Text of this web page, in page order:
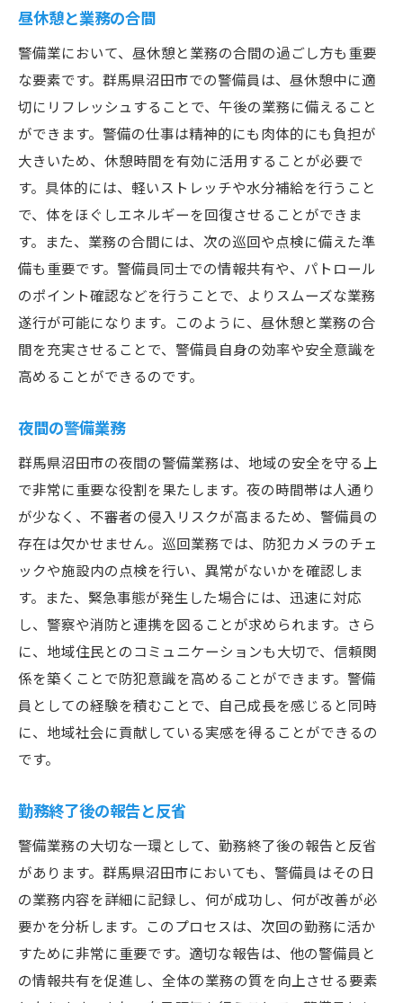
昼休憩と業務の合間
警備業において、昼休憩と業務の合間の過ごし方も重要
な要素です。群馬県沼田市での警備員は、昼休憩中に適
切にリフレッシュすることで、午後の業務に備えること
ができます。警備の仕事は精神的にも肉体的にも負担が
大きいため、休憩時間を有効に活用することが必要で
す。具体的には、軽いストレッチや水分補給を行うこと
で、体をほぐしエネルギーを回復させることができま
す。また、業務の合間には、次の巡回や点検に備えた準
備も重要です。警備員同士での情報共有や、パトロール
のポイント確認などを行うことで、よりスムーズな業務
遂行が可能になります。このように、昼休憩と業務の合
間を充実させることで、警備員自身の効率や安全意識を
高めることができるのです。
夜間の警備業務
群馬県沼田市の夜間の警備業務は、地域の安全を守る上
で非常に重要な役割を果たします。夜の時間帯は人通り
が少なく、不審者の侵入リスクが高まるため、警備員の
存在は欠かせません。巡回業務では、防犯カメラのチェ
ックや施設内の点検を行い、異常がないかを確認しま
す。また、緊急事態が発生した場合には、迅速に対応
し、警察や消防と連携を図ることが求められます。さら
に、地域住民とのコミュニケーションも大切で、信頼関
係を築くことで防犯意識を高めることができます。警備
員としての経験を積むことで、自己成長を感じると同時
に、地域社会に貢献している実感を得ることができるの
です。
勤務終了後の報告と反省
警備業務の大切な一環として、勤務終了後の報告と反省
があります。群馬県沼田市においても、警備員はその日
の業務内容を詳細に記録し、何が成功し、何が改善が必
要かを分析します。このプロセスは、次回の勤務に活か
すために非常に重要です。適切な報告は、他の警備員と
の情報共有を促進し、全体の業務の質を向上させる要素